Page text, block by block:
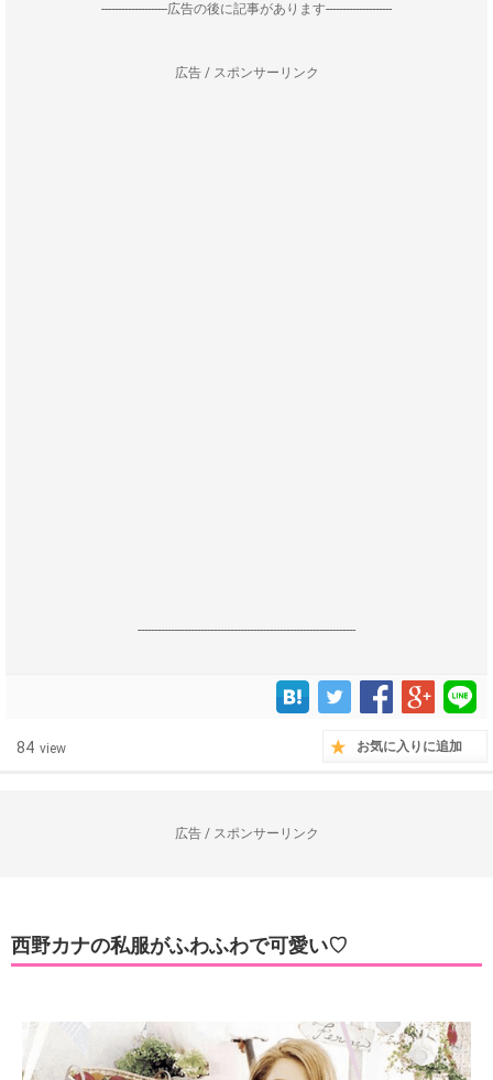
--------------------広告の後に記事があります--------------------
広告 / スポンサーリンク
------------------------------------------------------------------
84 view お気に入りに追加
広告 / スポンサーリンク
西野カナの私服がふわふわで可愛い♡